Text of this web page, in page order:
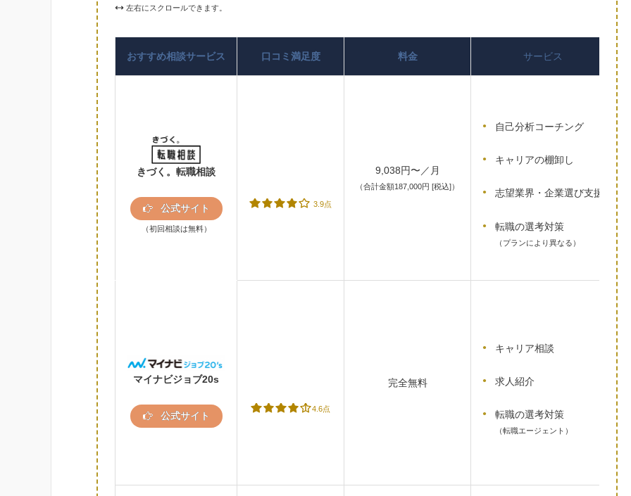
左右にスクロールできます。
おすすめ相談サービス 口コミ満足度 料金 サービス
きづく。転職相談
公式サイト
（初回相談は無料）
3.9点
9,038円〜／月
（合計金額187,000円 [税込]）
自己分析コーチング
キャリアの棚卸し
志望業界・企業選び支援
転職の選考対策
（プランにより異なる）
マイナビジョブ20s
公式サイト
4.6点
完全無料
キャリア相談
求人紹介
転職の選考対策
（転職エージェント）